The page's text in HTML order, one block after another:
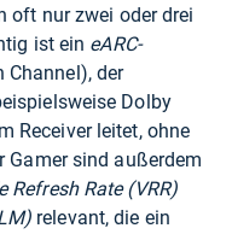
oft nur zwei oder drei
ist ein eARC-
Channel), der
Dolby
Receiver leitet, ohne
Gamer sind außerdem
Refresh Rate (VRR)
relevant, die ein